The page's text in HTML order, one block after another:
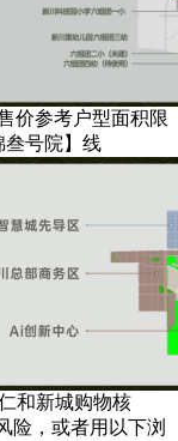
价参考户型面积限
叁号院】线
和新城购物核
险，或者用以下浏